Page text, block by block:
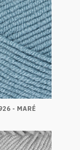
- MARÉ